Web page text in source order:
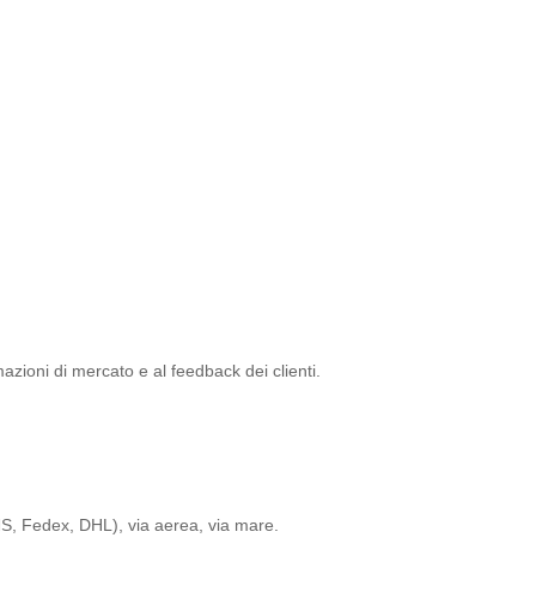
di mercato e al feedback dei clienti.
Fedex, DHL), via aerea, via mare.